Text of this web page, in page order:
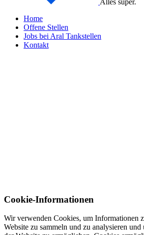
Alles super.
Home
Offene Stellen
Jobs bei Aral Tankstellen
Kontakt
Cookie-Informationen
Wir verwenden Cookies, um Informationen
Website zu sammeln und zu analysieren